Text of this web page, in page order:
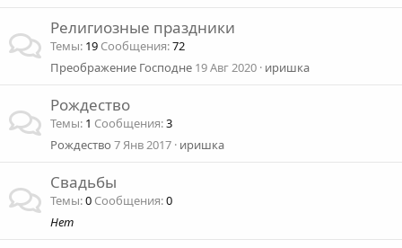
Религиозные праздники
Темы 19 Сообщения 72
Преображение Господне 19 Авг 2020 иришка
Рождество
Темы 1 Сообщения 3
Рождество 7 Янв 2017 иришка
Свадьбы
Темы 0 Сообщения 0
Нет